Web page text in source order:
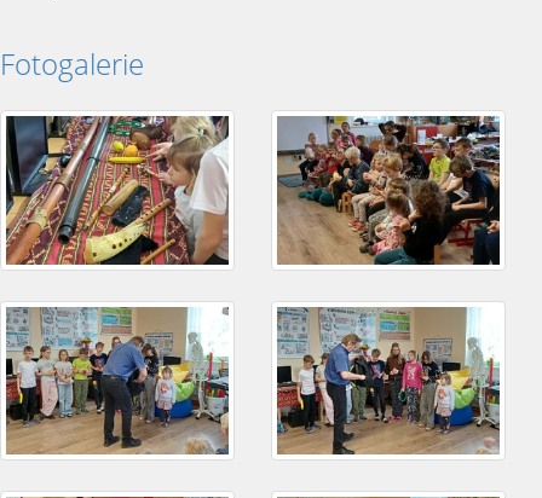
Fotogalerie